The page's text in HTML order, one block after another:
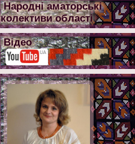
Народні аматорські
колективи області
Відео